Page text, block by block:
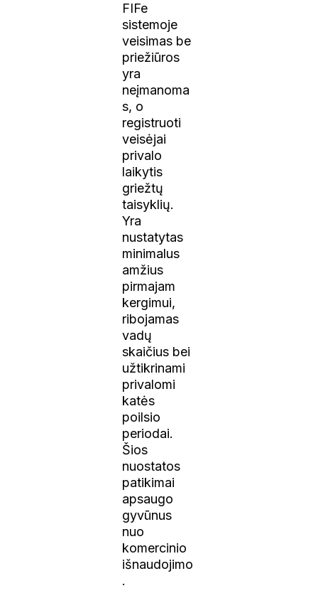
FIFe
sistemoje
veisimas be
priežiūros
yra
neįmanoma
s, o
registruoti
veisėjai
privalo
laikytis
griežtų
taisyklių.
Yra
nustatytas
minimalus
amžius
pirmajam
kergimui,
ribojamas
vadų
skaičius bei
užtikrinami
privalomi
katės
poilsio
periodai.
Šios
nuostatos
patikimai
apsaugo
gyvūnus
nuo
komercinio
išnaudojimo
.